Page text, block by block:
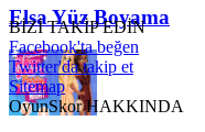
Elsa Yüz Boyama
BİZİ TAKİP EDİN
Facebook'ta beğen
Twitter'da takip et
Sitemap
OyunSkor HAKKINDA